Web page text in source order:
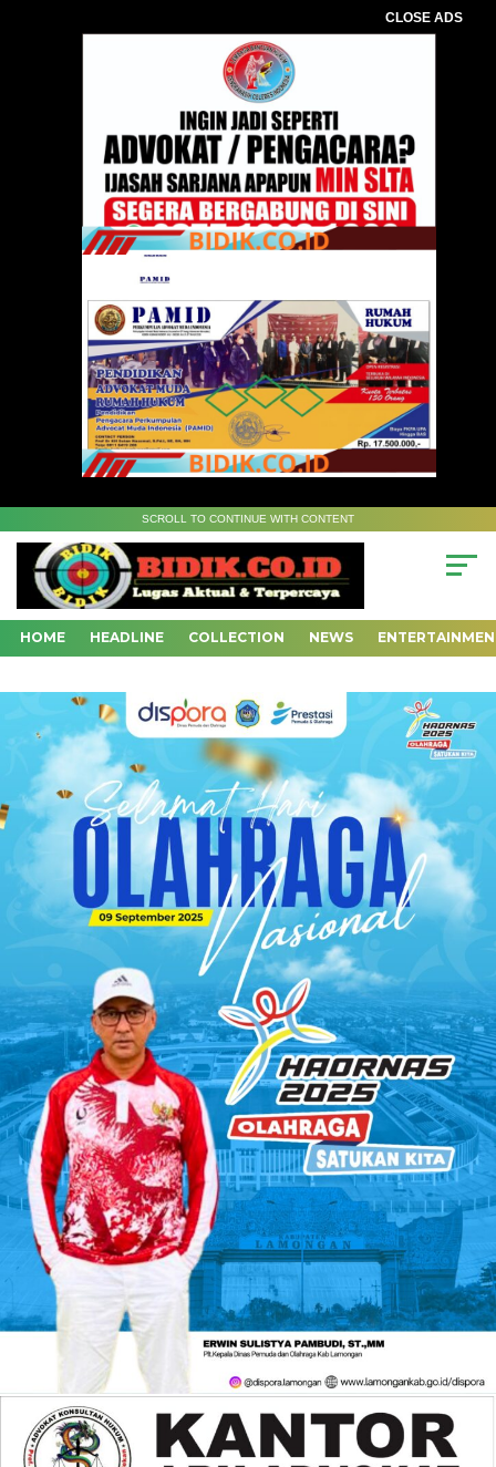
CLOSE ADS
SCROLL TO CONTINUE WITH CONTENT
HOME HEADLINE COLLECTION NEWS